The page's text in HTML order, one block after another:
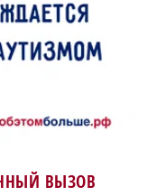
ВЫЗОВ